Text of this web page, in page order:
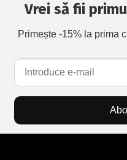
Vrei să fii
Primește -15% la prima